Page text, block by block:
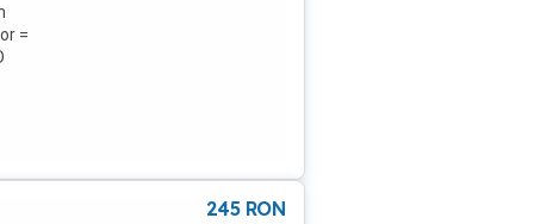
=
245 RON